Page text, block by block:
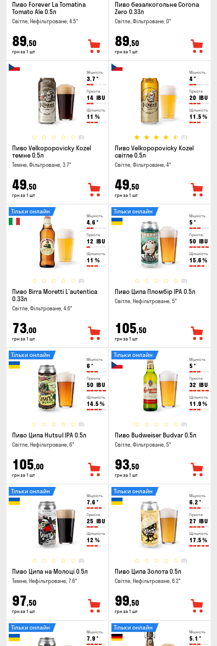
Пиво Forever La Tomatina
Tomato Ale 0.5л
Світле, Нефільтроване, 4.5°
89,50
грн за 1 шт
Пиво безалкогольне Corona
Zero 0.33л
Світле, Фільтроване, 0°
89,50
грн за 1 шт
Міцність
3.7 °
Гіркота
14 IBU
Щільність
11 %
(0)
Пиво Velkopopovicky Kozel
темне 0.5л
Темне, Фільтроване, 3.7°
49,50
грн за 1 шт
Міцність
4°
Гіркота
20 IBU
Щільність
11.5 %
(1)
Пиво Velkopopovicky Kozel
світле 0.5л
Світле, Фільтроване, 4°
49,50
грн за 1 шт
Міцність
4.6 °
Гіркота
12 IBU
Щільність
11 %
(0)
Тільки онлайн
Пиво Birra Moretti L'autentica
0.33л
Світле, Фільтроване, 4.6°
73,00
грн за 1 шт
Міцність
5 °
Гіркота
50 IBU
Щільність
15.6 %
(0)
Тільки онлайн
Пиво Ципа Пломбір IPA 0.5л
Світле, Нефільтроване, 5°
105,50
грн за 1 шт
Міцність
6 °
Гіркота
50 IBU
Щільність
14.5 %
(0)
Тільки онлайн
Пиво Ципа Hutsul IPA 0.5л
Світле, Нефільтроване, 6°
105,00
грн за 1 шт
Міцність
5 °
Гіркота
32 IBU
Щільність
11.9 %
(0)
Тільки онлайн
Пиво Budweiser Budvar 0.5л
Світле, Фільтроване, 5°
93,50
грн за 1 шт
Міцність
7.6 °
Гіркота
25 IBU
Щільність
12 %
(0)
Тільки онлайн
Пиво Ципа на Молоці 0.5л
Темне, Нефільтроване, 7.6°
97,50
грн за 1 шт
Міцність
6.2 °
Гіркота
27 IBU
Щільність
17.5 %
(0)
Тільки онлайн
Пиво Ципа Золота 0.5л
Світле, Нефільтроване, 6.2°
99,50
грн за 1 шт
Міцність
7.9 °
Тільки онлайн
Міцність
5.1 °
Тільки онлайн